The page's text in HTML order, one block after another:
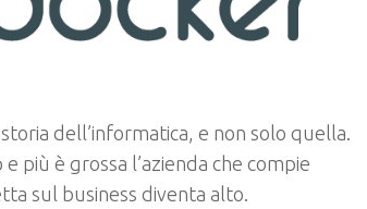
dell’informatica, e non solo quella.
più è grossa l’azienda che compie
sul business diventa alto.